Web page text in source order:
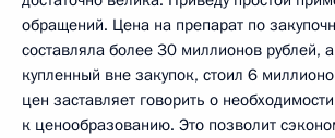
обращений. Цена на препарат по
составляла более 30 миллионов рублей,
купленный вне закупок, стоил 6
цен заставляет говорить о
к ценообразованию. Это позволит